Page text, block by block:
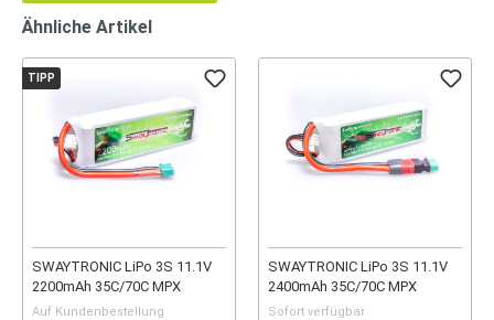
Ähnliche Artikel
TIPP
SWAYTRONIC LiPo 3S 11.1V
2200mAh 35C/70C MPX
Auf Kundenbestellung
SWAYTRONIC LiPo 3S 11.1V
2400mAh 35C/70C MPX
Sofort verfügbar